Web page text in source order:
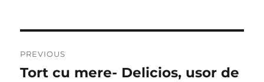
navigation
PREVIOUS
Previous
Tort cu mere- Delicios, usor de